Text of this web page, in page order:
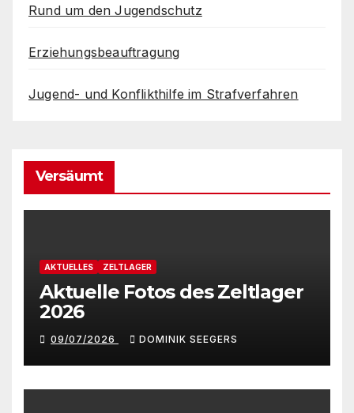
Rund um den Jugendschutz
Erziehungsbeauftragung
Jugend- und Konflikthilfe im Strafverfahren
Versäumt
AKTUELLES ZELTLAGER
Aktuelle Fotos des Zeltlager
2026
09/07/2026 DOMINIK SEEGERS